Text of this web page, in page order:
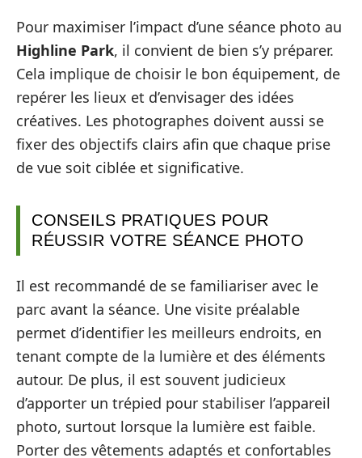
Pour maximiser l’impact d’une séance photo au
Highline Park, il convient de bien s’y préparer.
Cela implique de choisir le bon équipement, de
repérer les lieux et d’envisager des idées
créatives. Les photographes doivent aussi se
fixer des objectifs clairs afin que chaque prise
de vue soit ciblée et significative.
CONSEILS PRATIQUES POUR
RÉUSSIR VOTRE SÉANCE PHOTO
Il est recommandé de se familiariser avec le
parc avant la séance. Une visite préalable
permet d’identifier les meilleurs endroits, en
tenant compte de la lumière et des éléments
autour. De plus, il est souvent judicieux
d’apporter un trépied pour stabiliser l’appareil
photo, surtout lorsque la lumière est faible.
Porter des vêtements adaptés et confortables